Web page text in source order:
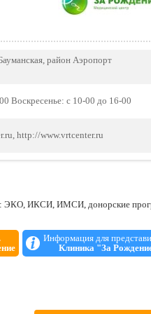
район Аэропорт
Воскресенье: с 10-00 до 16-00
http://www.vrtcenter.ru
ЭКО, ИКСИ, ИМСИ, донорские
Информация для
Клиника "За